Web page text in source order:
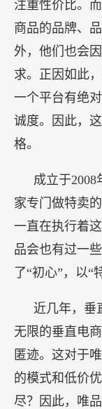
注重性价比。
商品的品牌、
外，他们也会
求。正因如此
一个平台有绝
诚度。因此，
格。
成立于
家专门做特卖
一直在执行着
品会也有过一
了“初心”，以“
近几年，垂
无限的垂直电
匿迹。这对于
的模式和低价
尽？因此，唯